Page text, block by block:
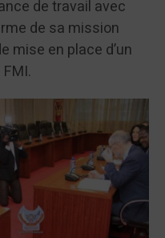
de travail avec
de sa mission
mise en place d’un